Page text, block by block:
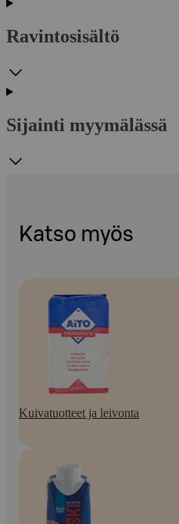
Ravintosisältö
Sijainti myymälässä
Katso myös
Kuivatuotteet ja leivonta